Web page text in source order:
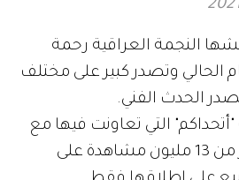
النجمة العراقية رحمة
الحالي وتصدر كبير على مختلف
الحدث الفني.
"أتحداكم" التي تعاونت فيها مع
علي صابر محققة أكثر من 13 مليون مشاهدة على